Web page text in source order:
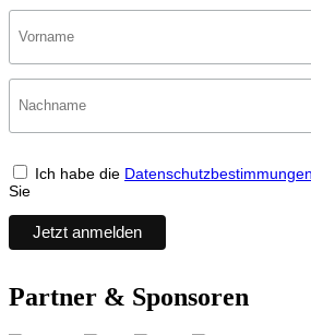
Ich habe die Datenschutzbestimmungen
Sie
Partner & Sponsoren